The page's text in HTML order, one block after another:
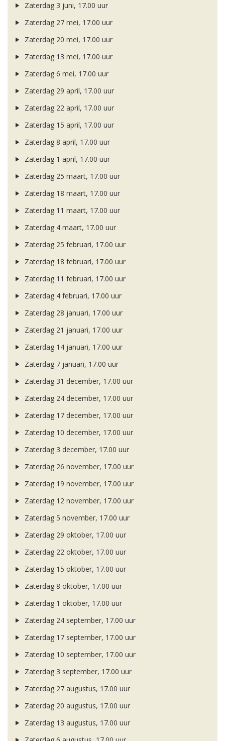
Zaterdag 3 juni, 17.00 uur
Zaterdag 27 mei, 17.00 uur
Zaterdag 20 mei, 17.00 uur
Zaterdag 13 mei, 17.00 uur
Zaterdag 6 mei, 17.00 uur
Zaterdag 29 april, 17.00 uur
Zaterdag 22 april, 17.00 uur
Zaterdag 15 april, 17.00 uur
Zaterdag 8 april, 17.00 uur
Zaterdag 1 april, 17.00 uur
Zaterdag 25 maart, 17.00 uur
Zaterdag 18 maart, 17.00 uur
Zaterdag 11 maart, 17.00 uur
Zaterdag 4 maart, 17.00 uur
Zaterdag 25 februari, 17.00 uur
Zaterdag 18 februari, 17.00 uur
Zaterdag 11 februari, 17.00 uur
Zaterdag 4 februari, 17.00 uur
Zaterdag 28 januari, 17.00 uur
Zaterdag 21 januari, 17.00 uur
Zaterdag 14 januari, 17.00 uur
Zaterdag 7 januari, 17.00 uur
Zaterdag 31 december, 17.00 uur
Zaterdag 24 december, 17.00 uur
Zaterdag 17 december, 17.00 uur
Zaterdag 10 december, 17.00 uur
Zaterdag 3 december, 17.00 uur
Zaterdag 26 november, 17.00 uur
Zaterdag 19 november, 17.00 uur
Zaterdag 12 november, 17.00 uur
Zaterdag 5 november, 17.00 uur
Zaterdag 29 oktober, 17.00 uur
Zaterdag 22 oktober, 17.00 uur
Zaterdag 15 oktober, 17.00 uur
Zaterdag 8 oktober, 17.00 uur
Zaterdag 1 oktober, 17.00 uur
Zaterdag 24 september, 17.00 uur
Zaterdag 17 september, 17.00 uur
Zaterdag 10 september, 17.00 uur
Zaterdag 3 september, 17.00 uur
Zaterdag 27 augustus, 17.00 uur
Zaterdag 20 augustus, 17.00 uur
Zaterdag 13 augustus, 17.00 uur